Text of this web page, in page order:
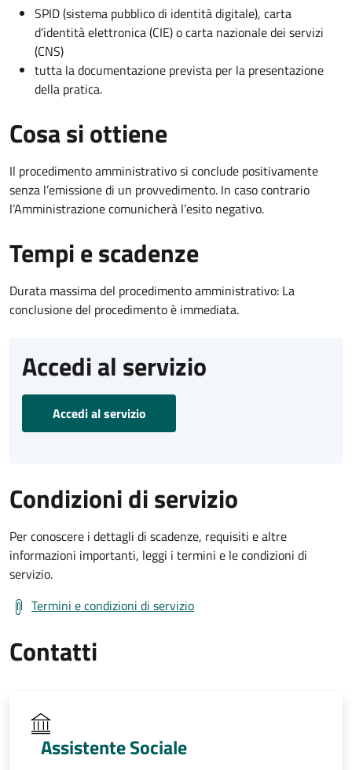
SPID (sistema pubblico di identità digitale), carta
d’identità elettronica (CIE) o carta nazionale dei servizi
(CNS)
tutta la documentazione prevista per la presentazione
della pratica.
Cosa si ottiene
Il procedimento amministrativo si conclude positivamente
senza l’emissione di un provvedimento. In caso contrario
l’Amministrazione comunicherà l’esito negativo.
Tempi e scadenze
Durata massima del procedimento amministrativo: La
conclusione del procedimento è immediata.
Accedi al servizio
Accedi al servizio
Condizioni di servizio
Per conoscere i dettagli di scadenze, requisiti e altre
informazioni importanti, leggi i termini e le condizioni di
servizio.
Termini e condizioni di servizio
Contatti
Assistente Sociale